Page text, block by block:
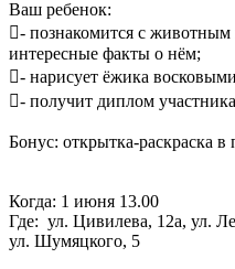
Ваш ребенок:
- познакомится с животным
интересные факты о нём;
- нарисует ёжика
- получит диплом
Бонус: открытка-раскраска в
Когда: 1 июня 13.00
Где: ул. Цивилева, 12а, ул.
ул. Шумяцкого, 5